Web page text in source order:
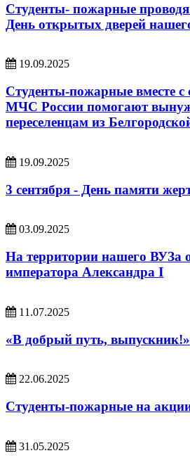
Студенты- пожарные проводя
День открытых дверей
19.09.2025
Студенты-пожарные вместе с
МЧС России помогают
переселенцам из
19.09.2025
3 сентября - День памяти
03.09.2025
На территории нашего ВУЗа
императора Александра I
11.07.2025
«В добрый путь, выпускник!»
22.06.2025
Студенты-пожарные на
31.05.2025